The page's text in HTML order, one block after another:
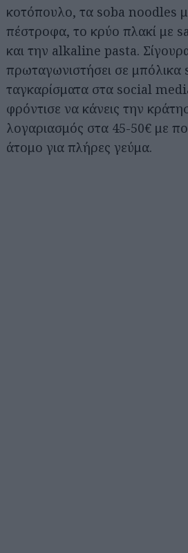
κοτόπουλο, τα soba noodles
πέστροφα, το κρύο πλακί με
και την alkaline pasta.
πρωταγωνιστήσει σε μπόλικα
ταγκαρίσματα στα social
φρόντισε να κάνεις την
λογαριασμός στα 45-50€ με
άτομο για πλήρες γεύμα.